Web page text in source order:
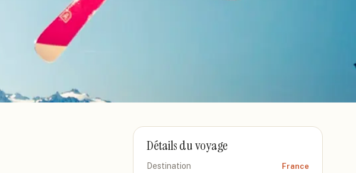
Détails du voyage
Destination France